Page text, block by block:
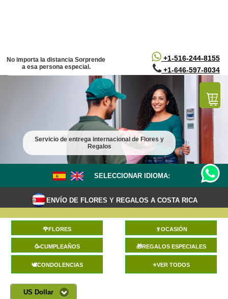
+1-516-244-8155
+1-646-597-8034
No importa la distancia Sorprende
a esa persona especial.
Servicio de entrega internacional de Flores y
Regalos
SELECCIONAR IDIOMA:
ENVÍO DE FLORES Y REGALOS A COSTA RICA
🌹FLORES 🍷OCASIÓN
🥳CUMPLEAÑOS 🎁REGALOS ESPECIALES
🕊️CONDOLENCIAS ⭐VER TODOS
US Dollar